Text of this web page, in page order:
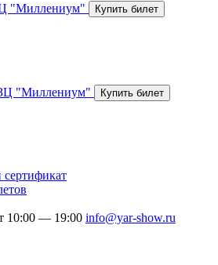
"Миллениум"
"Миллениум"
10:00 — 19:00 info@yar-show.ru